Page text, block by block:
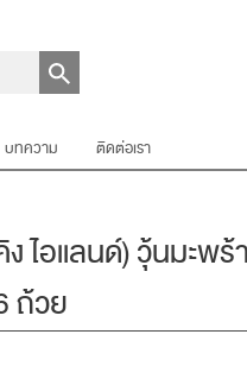
บทความ ติดต่อเรา
ไอแลนด์) วุ้นมะพร้
ถ้วย